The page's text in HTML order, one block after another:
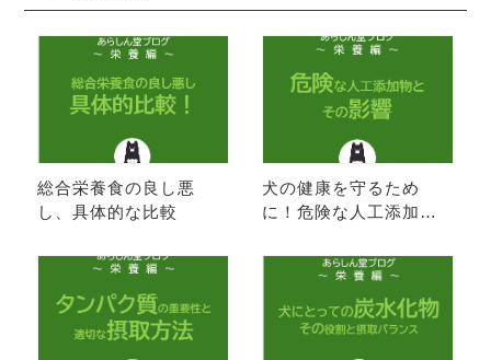
総合栄養食の良し悪
し、具体的な比較
犬の健康を守るため
に！危険な人工添加物